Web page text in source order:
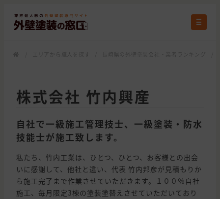
株式会社 竹内興産
自社で一級施工管理技士、一級塗装・防水
技能士が施工致します。
私たち、竹内工業は、ひとつ、ひとつ、お客様との出会
いに感謝して、他社と違い、代表 竹内邦彦が見積もりか
ら施工完了まで作業させていただきます。１００％自社
施工、毎月限定3棟の塗装塗替えさせていただいており